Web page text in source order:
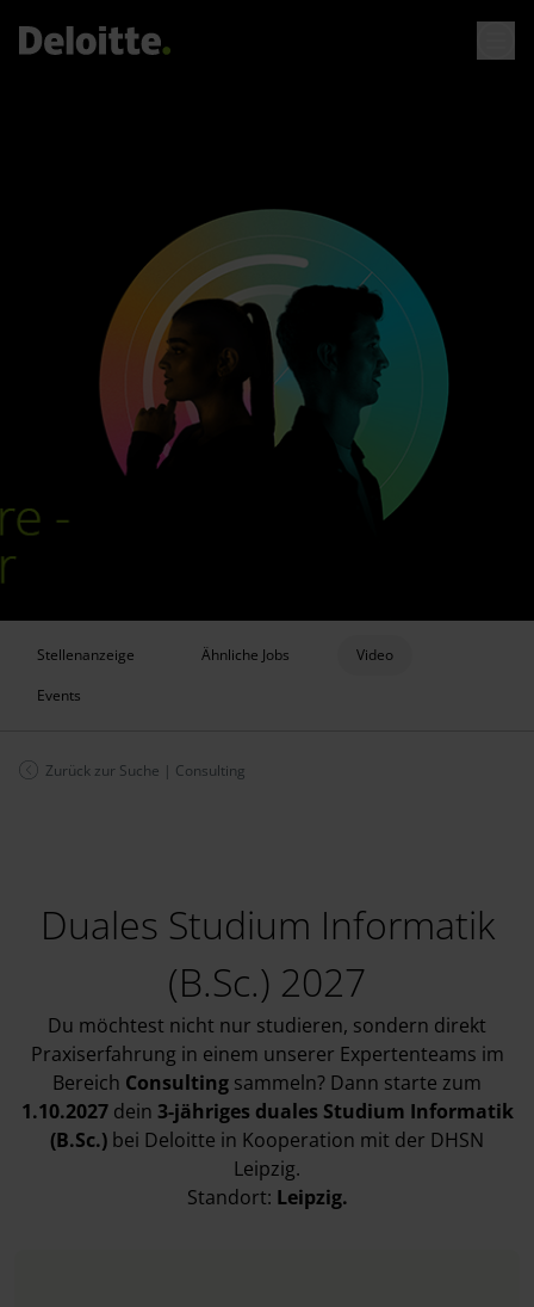
Stellenanzeige Ähnliche Jobs
Video
Events
Zurück zur Suche | Consulting
Duales Studium Informatik
(B.Sc.) 2027
Du möchtest nicht nur studieren, sondern direkt
Praxiserfahrung in einem unserer Expertenteams im
Bereich Consulting sammeln? Dann starte zum
1.10.2027dein 3-jähriges duales Studium Informatik
(B.Sc.) bei Deloitte in Kooperation mit der DHSN
Leipzig.
Standort: Leipzig.